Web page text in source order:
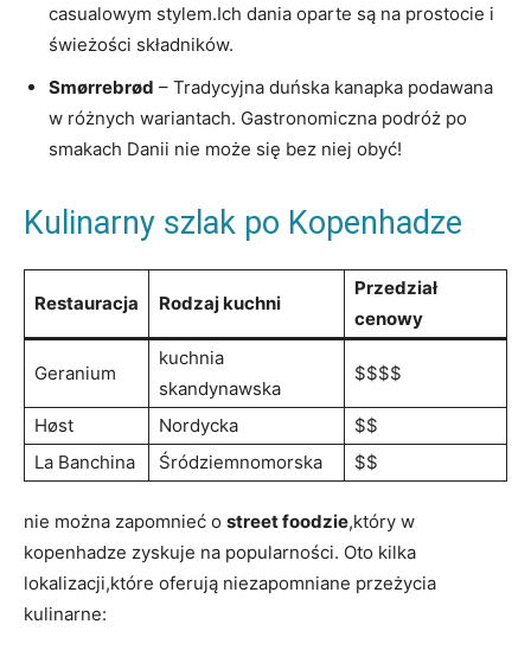
casualowym stylem.Ich dania oparte​ są na prostocie i
świeżości składników.
Smørrebrød – Tradycyjna duńska kanapka podawana
w różnych wariantach.⁢ Gastronomiczna podróż po
smakach Danii nie może się bez​ niej obyć!
Kulinarny szlak po Kopenhadze
Restauracja Rodzaj kuchni
Przedział
cenowy
Geranium
kuchnia
skandynawska
$$$$
Høst Nordycka
$$
La Banchina
Śródziemnomorska $$
nie można zapomnieć o street foodzie,który w
kopenhadze zyskuje na popularności. Oto kilka
lokalizacji,które oferują niezapomniane przeżycia
kulinarne: